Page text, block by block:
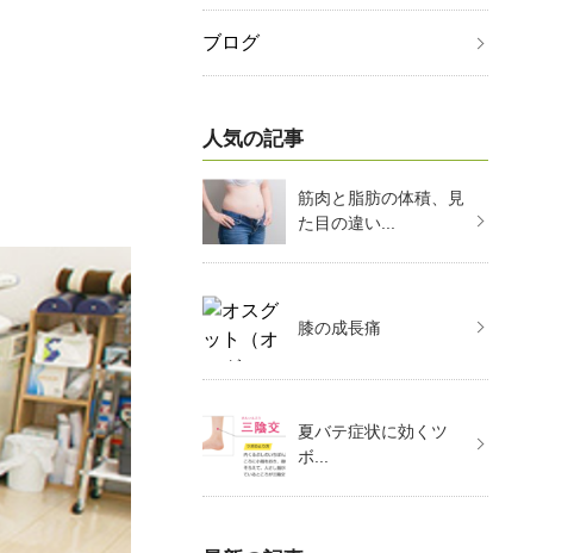
ブログ
人気の記事
筋肉と脂肪の体積、見
た目の違い...
膝の成長痛
夏バテ症状に効くツ
ボ...